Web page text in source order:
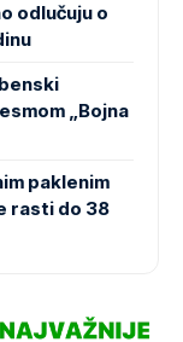
odlučuju o
„Bojna
paklenim
rasti do 38